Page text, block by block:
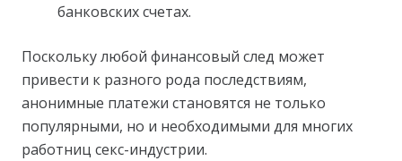
банковских счетах.
Поскольку любой финансовый след может
привести к разного рода последствиям,
анонимные платежи становятся не только
популярными, но и необходимыми для многих
работниц секс-индустрии.